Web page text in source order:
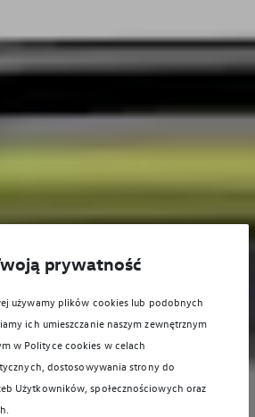
prywatność
używamy plików cookies lub podobnych
ich umieszczanie naszym zewnętrznym
w Polityce cookies w celach
dostosowywania strony do
Użytkowników, społecznościowych oraz